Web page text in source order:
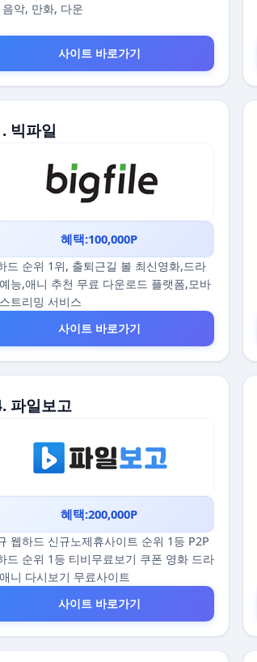
음악, 만화, 다운
사이트 바로가기
빅파일
혜택:100,000P
드 순위 1위, 출퇴근길 볼 최신영화,드라
능,애니 추천 무료 다운로드 플랫폼,모바
트리밍 서비스
사이트 바로가기
파일보고
혜택:200,000P
웹하드 신규노제휴사이트 순위 1등 P2P
드 순위 1등 티비무료보기 쿠폰 영화 드라
니 다시보기 무료사이트
사이트 바로가기